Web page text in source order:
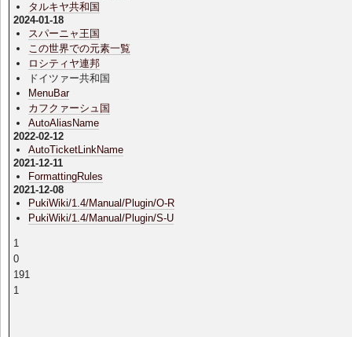
タルキヤ共和国
2024-01-18
スパーニャ王国
この世界での元素一覧
ロシティヤ連邦
ドイツァー共和国
MenuBar
カフクァーシュ国
AutoAliasName
2022-02-12
AutoTicketLinkName
2021-12-11
FormattingRules
2021-12-08
PukiWiki/1.4/Manual/Plugin/O-R
PukiWiki/1.4/Manual/Plugin/S-U
1
0
191
1